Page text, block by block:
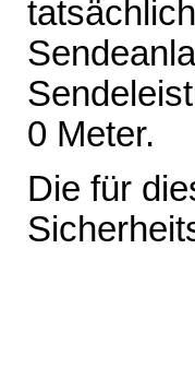
0 Meter.
Die für